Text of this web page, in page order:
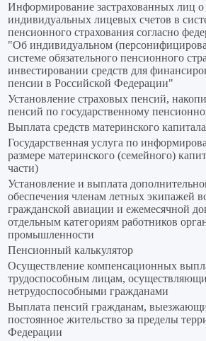
Информирование застрахованных лиц о
индивидуальных лицевых счетов в
пенсионного страхования согласно
"Об индивидуальном
системе обязательного пенсионного
инвестировании средств для
пенсии в Российской Федерации"
Установление страховых пенсий,
пенсий по государственному
Выплата средств материнского
Государственная услуга по
размере материнского (семейного)
части)
Установление и выплата
обеспечения членам летных экипажей
гражданской авиации и ежемесячной
отдельным категориям работников
промышленности
Пенсионный калькулятор
Осуществление компенсационных
трудоспособным лицам,
нетрудоспособными гражданами
Выплата пенсий гражданам,
постоянное жительство за пределы
Федерации